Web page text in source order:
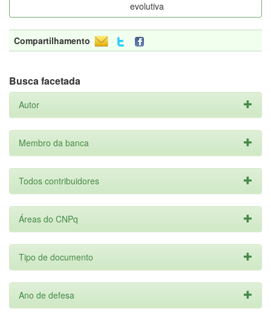
evolutiva
Compartilhamento
Busca facetada
Autor
Membro da banca
Todos contribuidores
Áreas do CNPq
Tipo de documento
Ano de defesa